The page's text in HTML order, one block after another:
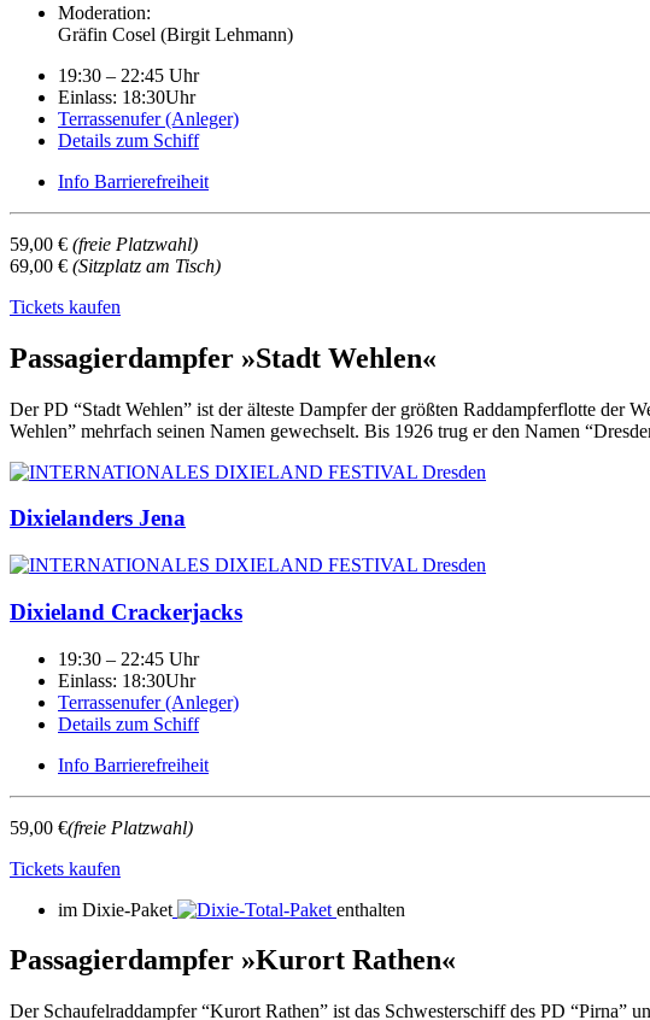
Moderation:
Gräfin Cosel (Birgit Lehmann)
19:30 – 22:45 Uhr
Einlass: 18:30Uhr
Terrassenufer (Anleger)
Details zum Schiff
Info Barrierefreiheit
59,00 € (freie Platzwahl)
69,00 € (Sitzplatz am Tisch)
Tickets kaufen
Passagierdampfer »Stadt Wehlen«
Der PD “Stadt Wehlen” ist der älteste Dampfer der größten Rad­dampfer­flotte der
Wehlen” mehrfach seinen Namen gewechselt. Bis 1926 trug er den Namen
Dixielanders Jena
Dixieland Crackerjacks
19:30 – 22:45 Uhr
Einlass: 18:30Uhr
Terrassenufer (Anleger)
Details zum Schiff
Info Barrierefreiheit
59,00 €(freie Platzwahl)
Tickets kaufen
im Dixie-Paket
enthalten
Passagierdampfer »Kurort Rathen«
Der Schaufelraddampfer “Kurort Rathen” ist das Schwesterschiff des PD “Pirna”